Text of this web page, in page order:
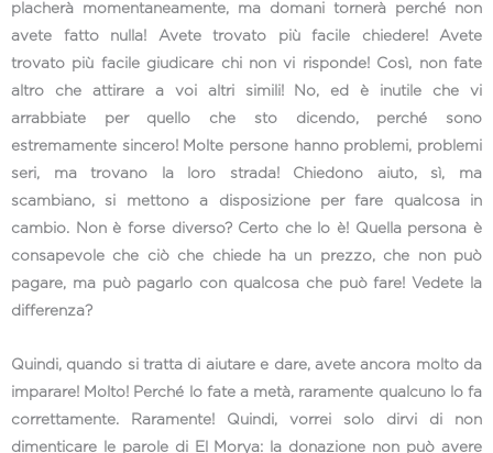
placherà momentaneamente, ma domani tornerà perché non
avete fatto nulla! Avete trovato più facile chiedere! Avete
trovato più facile giudicare chi non vi risponde! Così, non fate
altro che attirare a voi altri simili! No, ed è inutile che vi
arrabbiate per quello che sto dicendo, perché sono
estremamente sincero! Molte persone hanno problemi, problemi
seri, ma trovano la loro strada! Chiedono aiuto, sì, ma
scambiano, si mettono a disposizione per fare qualcosa in
cambio. Non è forse diverso? Certo che lo è! Quella persona è
consapevole che ciò che chiede ha un prezzo, che non può
pagare, ma può pagarlo con qualcosa che può fare! Vedete la
differenza?
Quindi, quando si tratta di aiutare e dare, avete ancora molto da
imparare! Molto! Perché lo fate a metà, raramente qualcuno lo fa
correttamente. Raramente! Quindi, vorrei solo dirvi di non
dimenticare le parole di El Morya: la donazione non può avere